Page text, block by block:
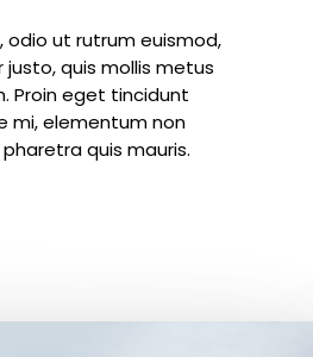
odio ut rutrum euismod,
justo, quis mollis metus
Proin eget tincidunt
mi, elementum non
quis mauris.